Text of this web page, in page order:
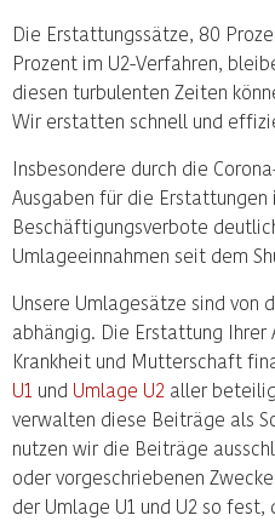
Die Erstattungssätze, 80
Prozent im U2-Verfahren,
diesen turbulenten Zeiten
Wir erstatten schnell und
Insbesondere durch die
Ausgaben für die
Beschäftigungsverbote
Umlageeinnahmen seit dem
Unsere Umlagesätze sind von
abhängig. Die Erstattung
Krankheit und Mutterschaft
U1 und Umlage U2 aller
verwalten diese Beiträge als
nutzen wir die Beiträge
oder vorgeschriebenen
der Umlage U1 und U2 so